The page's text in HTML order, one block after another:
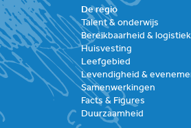
De regio
Talent & onderwijs
Bereikbaarheid & logistiek
Huisvesting
Leefgebied
Levendigheid &
Samenwerkingen
Facts & Figures
Duurzaamheid